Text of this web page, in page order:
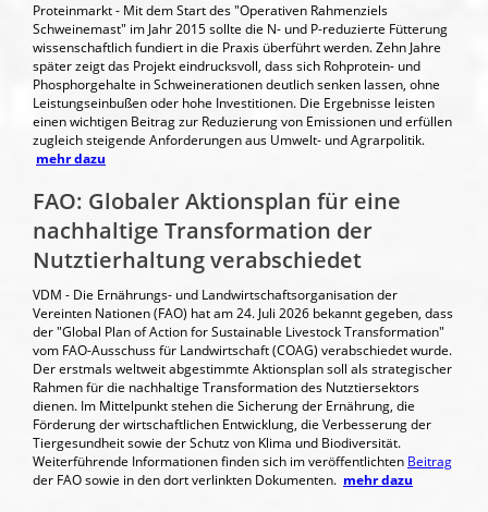
Proteinmarkt - Mit dem Start des "Operativen Rahmenziels
Schweinemast" im Jahr 2015 sollte die N- und P-reduzierte Fütterung
wissenschaftlich fundiert in die Praxis überführt werden. Zehn Jahre
später zeigt das Projekt eindrucksvoll, dass sich Rohprotein- und
Phosphorgehalte in Schweinerationen deutlich senken lassen, ohne
Leistungseinbußen oder hohe Investitionen. Die Ergebnisse leisten
einen wichtigen Beitrag zur Reduzierung von Emissionen und erfüllen
zugleich steigende Anforderungen aus Umwelt- und Agrarpolitik.
mehr dazu
FAO: Globaler Aktionsplan für eine
nachhaltige Transformation der
Nutztierhaltung verabschiedet
VDM - Die Ernährungs- und Landwirtschaftsorganisation der
Vereinten Nationen (FAO) hat am 24. Juli 2026 bekannt gegeben, dass
der "Global Plan of Action for Sustainable Livestock Transformation"
vom FAO-Ausschuss für Landwirtschaft (COAG) verabschiedet wurde.
Der erstmals weltweit abgestimmte Aktionsplan soll als strategischer
Rahmen für die nachhaltige Transformation des Nutztiersektors
dienen. Im Mittelpunkt stehen die Sicherung der Ernährung, die
Förderung der wirtschaftlichen Entwicklung, die Verbesserung der
Tiergesundheit sowie der Schutz von Klima und Biodiversität.
Weiterführende Informationen finden sich im veröffentlichten Beitrag
der FAO sowie in den dort verlinkten Dokumenten. mehr dazu